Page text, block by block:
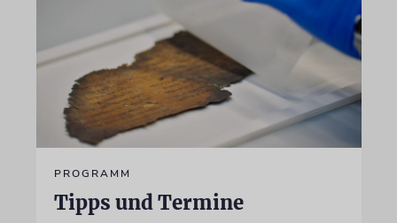
PROGRAMM
Tipps und Termine